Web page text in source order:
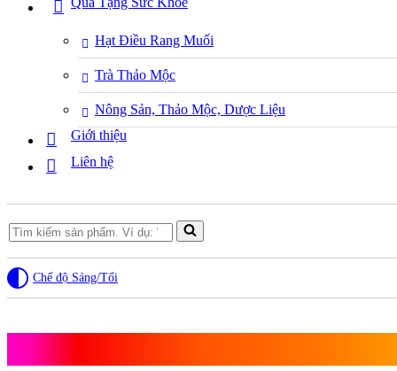
Hạt Điều Rang Muối
Trà Thảo Mộc
Nông Sản, Thảo Mộc, Dược Liệu
Giới thiệu
Liên hệ
Search
for...
Chế độ Sáng/Tối